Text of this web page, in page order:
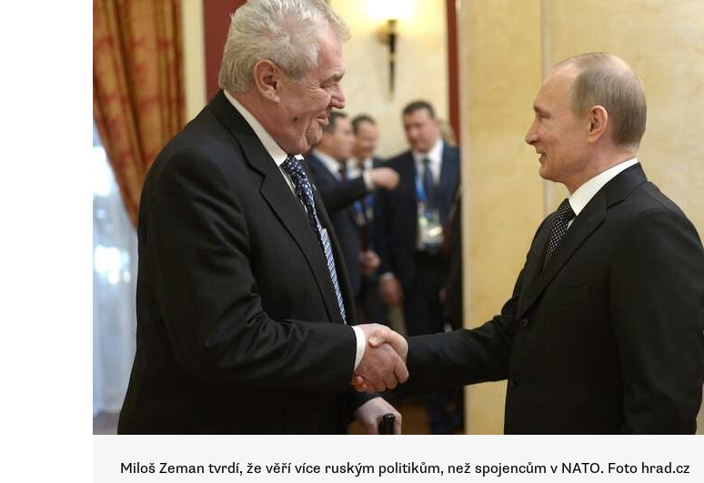
Miloš Zeman tvrdí, že věří více ruským politikům, než spojencům v NATO. Foto hrad.cz